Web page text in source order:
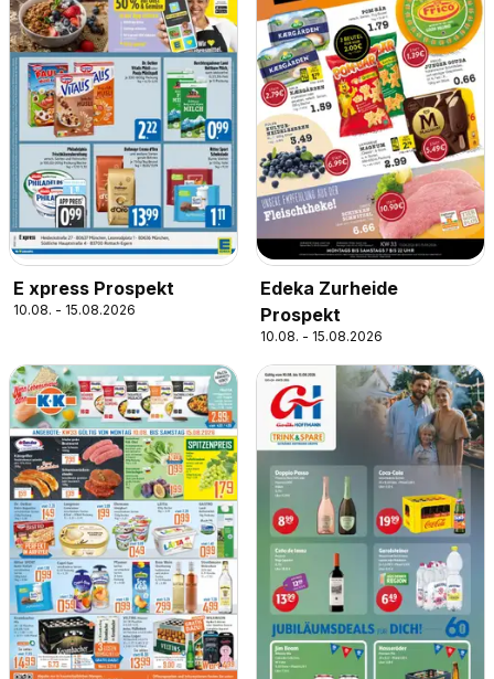
E xpress Prospekt
10.08. - 15.08.2026
Edeka Zurheide
Prospekt
10.08. - 15.08.2026